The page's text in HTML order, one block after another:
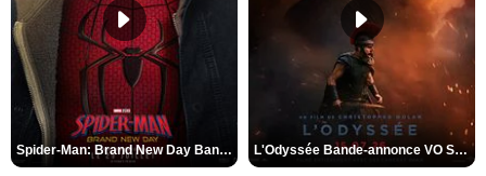
Spider-Man: Brand New Day Bande-annonce VO STFR L'Odyssée Bande-annonce VO STFR